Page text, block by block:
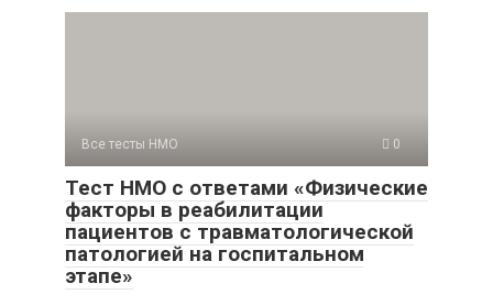
Все тесты НМО 0
Тест НМО с ответами «Физические
факторы в реабилитации
пациентов с травматологической
патологией на госпитальном
этапе»